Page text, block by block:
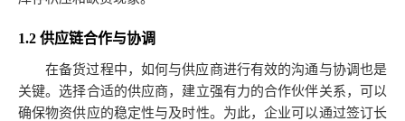
1.2 供应链合作与协调
在备货过程中，如何与供应商进行有效的沟通与协调也是
关键。选择合适的供应商，建立强有力的合作伙伴关系，可以
确保物资供应的稳定性与及时性。为此，企业可以通过签订长